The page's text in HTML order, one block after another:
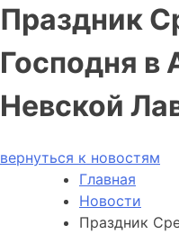
Праздник
Господня в
Невской
вернуться к новостям
Главная
Новости
Праздник